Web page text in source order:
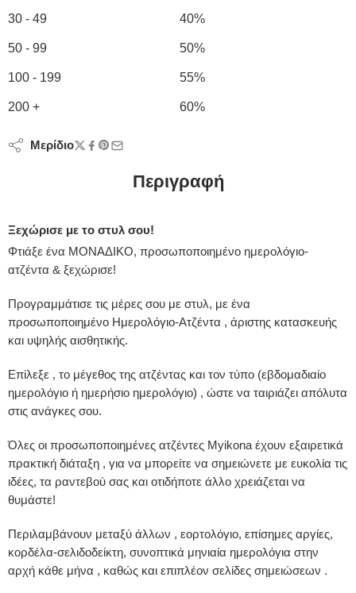
30 - 49 40%
50 - 99 50%
100 - 199 55%
200 + 60%
Μερίδιο
Περιγραφή
Ξεχώρισε με το στυλ σου!
Φτιάξε ένα ΜΟΝΑΔΙΚΟ, προσωποποιημένο ημερολόγιο-
ατζέντα & ξεχώρισε!
Προγραμμάτισε τις μέρες σου με στυλ, με ένα
προσωποποιημένο Ημερολόγιο-Ατζέντα , άριστης κατασκευής
και υψηλής αισθητικής.
Επίλεξε , το μέγεθος της ατζέντας και τον τύπο (εβδομαδιαίο
ημερολόγιο ή ημερήσιο ημερολόγιο) , ώστε να ταιριάζει απόλυτα
στις ανάγκες σου.
Όλες οι προσωποποιημένες ατζέντες Myikona έχουν εξαιρετικά
πρακτική διάταξη , για να μπορείτε να σημειώνετε με ευκολία τις
ιδέες, τα ραντεβού σας και οτιδήποτε άλλο χρειάζεται να
θυμάστε!
Περιλαμβάνουν μεταξύ άλλων , εορτολόγιο, επίσημες αργίες,
κορδέλα-σελιδοδείκτη, συνοπτικά μηνιαία ημερολόγια στην
αρχή κάθε μήνα , καθώς και επιπλέον σελίδες σημειώσεων .